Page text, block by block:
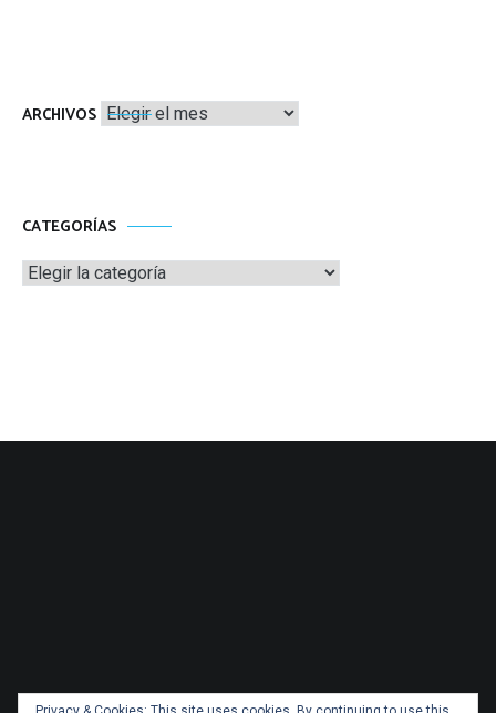
ARCHIVOS Archivos
CATEGORÍAS
Categorías